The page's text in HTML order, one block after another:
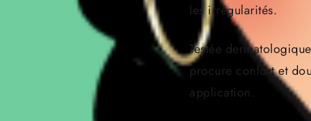
les irrégularités.
Testée
procure confort et
application.